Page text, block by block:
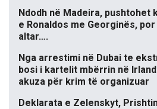
Ndodh në Madeira, pushtohet
e Ronaldos me Georginës,
altar….
Nga arrestimi në Dubai te
bosi i kartelit mbërrin në
akuza për krim të organizuar
Deklarata e Zelenskyt,